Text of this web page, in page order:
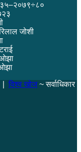
जोशी
| विश्व खोज~ सर्वाधिकार